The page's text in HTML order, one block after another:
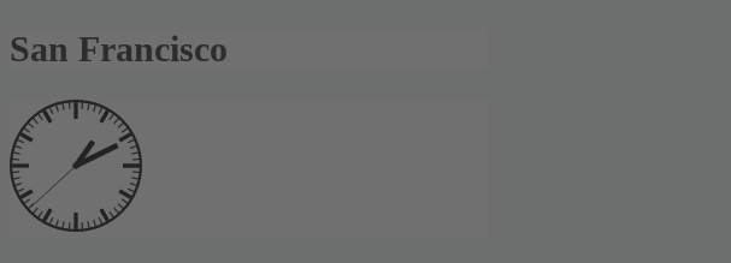
San Francisco